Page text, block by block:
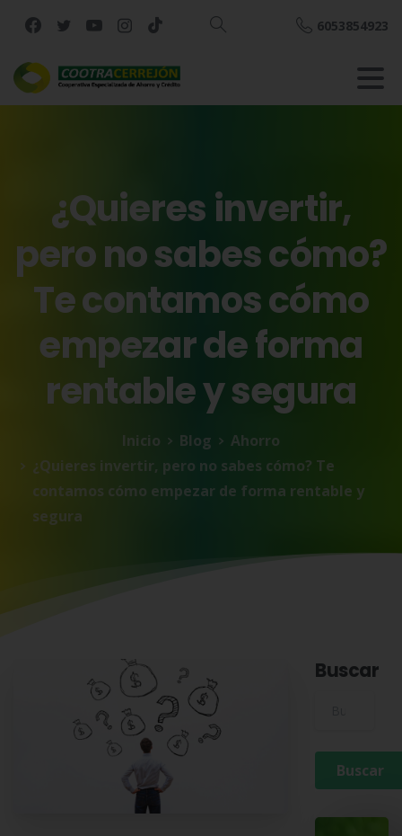
Buscar
6053854923
¿Quieresinvertir,
peronosabescómo?
Tecontamoscómo
empezardeforma
rentableysegura
Inicio Blog
Ahorro
¿Quieres invertir, pero no sabes cómo? Te
contamos cómo empezar de forma rentable y
segura
Buscar